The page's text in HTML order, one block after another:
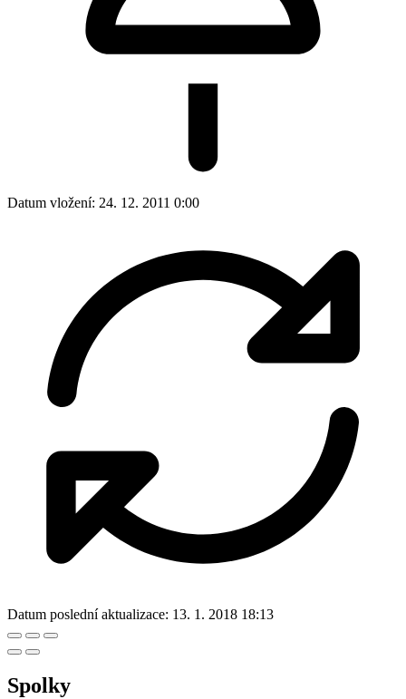
Datum vložení: 24. 12. 2011 0:00
Datum poslední aktualizace: 13. 1. 2018 18:13
Spolky